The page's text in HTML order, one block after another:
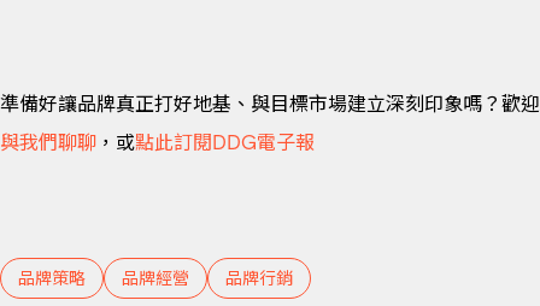
準備好讓品牌真正打好地基、與目標市場建立深刻印象嗎？歡迎
與我們聊聊 ，或點此訂閱DDG電子報
品牌策略 品牌經營 品牌行銷